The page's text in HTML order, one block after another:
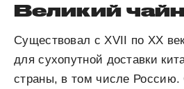
Великий
Существовал с XVII по XX
для сухопутной доставки
страны, в том числе Россию.